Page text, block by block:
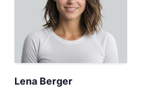
Lena Berger